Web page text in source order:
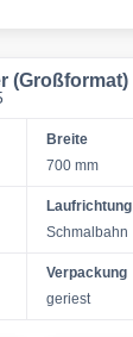
(Großformat)
Breite
700 mm
Laufrichtung
Schmalbahn
Verpackung
geriest